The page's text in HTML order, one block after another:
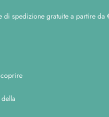
di spedizione gratuite a partire da